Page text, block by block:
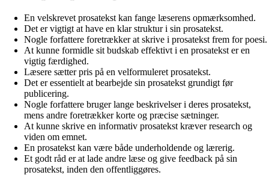
En velskrevet prosatekst kan fange læserens opmærksomhed.
Det er vigtigt at have en klar struktur i sin prosatekst.
Nogle forfattere foretrækker at skrive i prosatekst frem for poesi.
At kunne formidle sit budskab effektivt i en prosatekst er en
vigtig færdighed.
Læsere sætter pris på en velformuleret prosatekst.
Det er essentielt at bearbejde sin prosatekst grundigt før
publicering.
Nogle forfattere bruger lange beskrivelser i deres prosatekst,
mens andre foretrækker korte og præcise sætninger.
At kunne skrive en informativ prosatekst kræver research og
viden om emnet.
En prosatekst kan være både underholdende og lærerig.
Et godt råd er at lade andre læse og give feedback på sin
prosatekst, inden den offentliggøres.